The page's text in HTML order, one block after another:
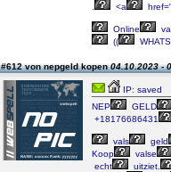
<a
Online
((
#612 von nepgeld kopen04.10.2023 -
IP: saved
NEP
GELD
+18176686431
vals
geld
Koop
valse
echt
uitziet.